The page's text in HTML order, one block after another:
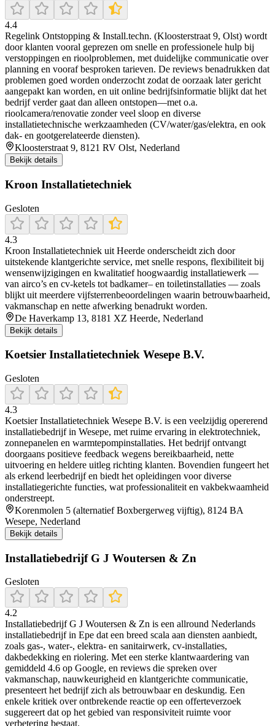
4.4
Regelink Ontstopping & Install.techn. (Kloosterstraat 9, Olst) wordt
door klanten vooral geprezen om snelle en professionele hulp bij
verstoppingen en rioolproblemen, met duidelijke communicatie over
planning en vooraf besproken tarieven. De reviews benadrukken dat
problemen goed worden onderzocht zodat de oorzaak later gericht
aangepakt kan worden, en uit online bedrijfsinformatie blijkt dat het
bedrijf verder gaat dan alleen ontstopen—met o.a.
rioolcamera/renovatie zonder veel sloop en diverse
installatietechnische werkzaamheden (CV/water/gas/elektra, en ook
dak- en gootgerelateerde diensten).
Kloosterstraat 9, 8121 RV Olst, Nederland
Bekijk details
Kroon Installatietechniek
Gesloten
4.3
Kroon Installatietechniek uit Heerde onderscheidt zich door
uitstekende klantgerichte service, met snelle respons, flexibiliteit bij
wensenwijzigingen en kwalitatief hoogwaardig installatiewerk —
van airco’s en cv‑ketels tot badkamer– en toiletinstallaties — zoals
blijkt uit meerdere vijfsterrenbeoordelingen waarin betrouwbaarheid,
vakmanschap en nette afwerking benadrukt worden.
De Haverkamp 13, 8181 XZ Heerde, Nederland
Bekijk details
Koetsier Installatietechniek Wesepe B.V.
Gesloten
4.3
Koetsier Installatietechniek Wesepe B.V. is een veelzijdig opererend
installatiebedrijf in Wesepe, met ruime ervaring in elektrotechniek,
zonnepanelen en warmtepompinstallaties. Het bedrijf ontvangt
doorgaans positieve feedback wegens bereikbaarheid, nette
uitvoering en heldere uitleg richting klanten. Bovendien fungeert het
als erkend leerbedrijf en biedt het opleidingen voor diverse
installatiegerichte functies, wat professionaliteit en vakbekwaamheid
onderstreept.
Korenmolen 5 (alternatief Boxbergerweg vijftig), 8124 BA
Wesepe, Nederland
Bekijk details
Installatiebedrijf G J Woutersen & Zn
Gesloten
4.2
Installatiebedrijf G J Woutersen & Zn is een allround Nederlands
installatiebedrijf in Epe dat een breed scala aan diensten aanbiedt,
zoals gas‑, water‑, elektra‑ en sanitairwerk, cv-installaties,
dakbedekking en riolering. Met een sterke klantwaardering van
gemiddeld 4.6 op Google, en reviews die spreken over
vakmanschap, nauwkeurigheid en klantgerichte communicatie,
presenteert het bedrijf zich als betrouwbaar en deskundig. Een
enkele kritiek over ontbrekende reactie op een offerteverzoek
suggereert dat op het gebied van responsiviteit ruimte voor
verbetering bestaat.